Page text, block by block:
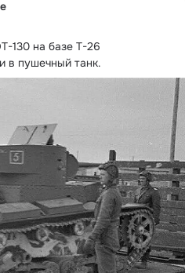
130 на базе Т-26
в пушечный танк.